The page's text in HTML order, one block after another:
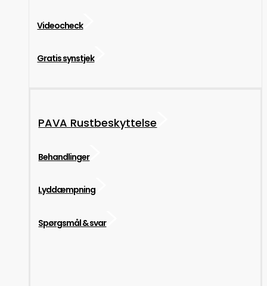
Videocheck
Gratis synstjek
PAVA Rustbeskyttelse
Behandlinger
Lyddæmpning
Spørgsmål & svar